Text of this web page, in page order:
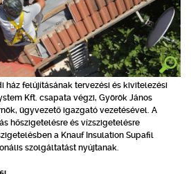
ház felújításának tervezési és kivitelezési
Kft. csapata végzi, Györök János
ügyvezető igazgató vezetésével. A
hőszigetelésre és vízszigetelésre
a Knauf Insulation Supafil
szolgáltatást nyújtanak.